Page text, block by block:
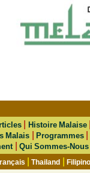
| Histoire Malaise
Malais |Programmes
Qui Sommes-Nous
|Thailand |